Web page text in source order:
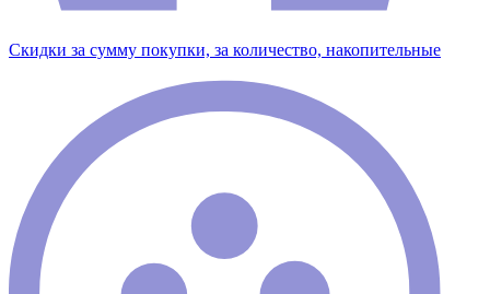
Скидки за сумму покупки, за количество, накопительные